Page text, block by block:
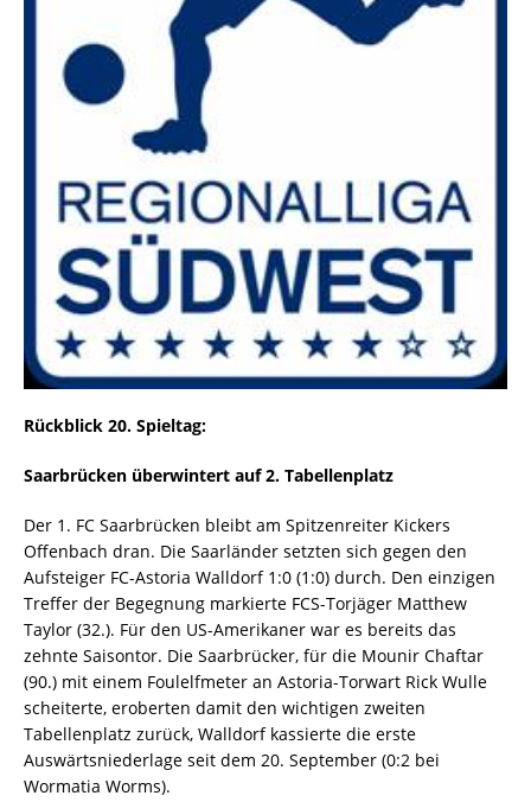
Rückblick 20. Spieltag:
Saarbrücken überwintert auf 2. Tabellenplatz
Der 1. FC Saarbrücken bleibt am Spitzenreiter Kickers
Offenbach dran. Die Saarländer setzten sich gegen den
Aufsteiger FC-Astoria Walldorf 1:0 (1:0) durch. Den einzigen
Treffer der Begegnung markierte FCS-Torjäger Matthew
Taylor (32.). Für den US-Amerikaner war es bereits das
zehnte Saisontor. Die Saarbrücker, für die Mounir Chaftar
(90.) mit einem Foulelfmeter an Astoria-Torwart Rick Wulle
scheiterte, eroberten damit den wichtigen zweiten
Tabellenplatz zurück, Walldorf kassierte die erste
Auswärtsniederlage seit dem 20. September (0:2 bei
Wormatia Worms).